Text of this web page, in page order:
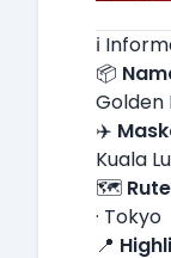
ℹ️
📦
Golden
✈️
Kuala
🗺️
· Tokyo
📍